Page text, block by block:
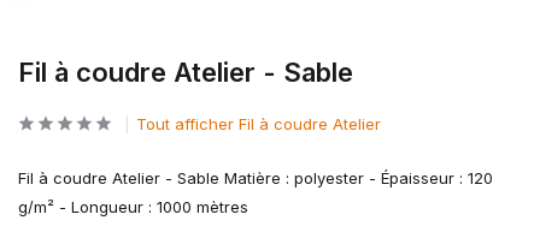
Fil à coudre Atelier - Sable
Tout afficher Fil à coudre Atelier
Fil à coudre Atelier - Sable Matière : polyester - Épaisseur : 120
g/m² - Longueur : 1000 mètres